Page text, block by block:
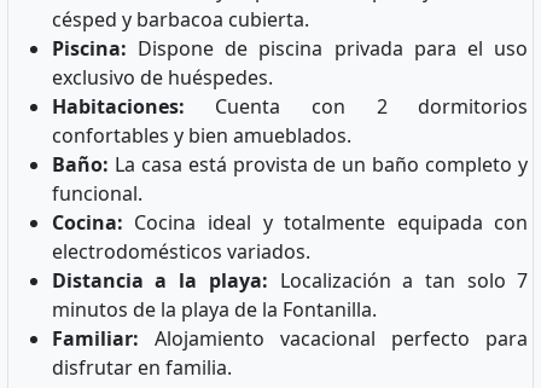
césped y barbacoa cubierta.
Piscina: Dispone de piscina privada para el uso
exclusivo de huéspedes.
Habitaciones: Cuenta con 2 dormitorios
confortables y bien amueblados.
Baño: La casa está provista de un baño completo y
funcional.
Cocina: Cocina ideal y totalmente equipada con
electrodomésticos variados.
Distancia a la playa: Localización a tan solo 7
minutos de la playa de la Fontanilla.
Familiar: Alojamiento vacacional perfecto para
disfrutar en familia.